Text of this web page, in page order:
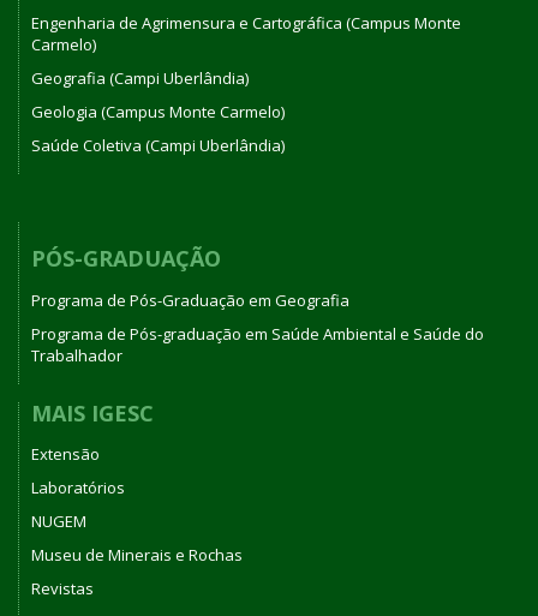
Engenharia de Agrimensura e Cartográfica (Campus Monte
Carmelo)
Geografia (Campi Uberlândia)
Geologia (Campus Monte Carmelo)
Saúde Coletiva (Campi Uberlândia)
PÓS-GRADUAÇÃO
Programa de Pós-Graduação em Geografia
Programa de Pós-graduação em Saúde Ambiental e Saúde do
Trabalhador
MAIS IGESC
Extensão
Laboratórios
NUGEM
Museu de Minerais e Rochas
Revistas